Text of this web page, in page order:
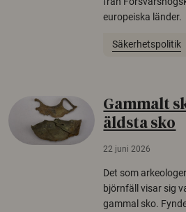
europeiska länder.
Säkerhetspolitik
Gammalt
äldsta sko
22 juni 2026
Det som
björnfäll visar sig
gammal sko.